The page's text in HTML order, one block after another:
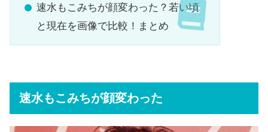
速水もこみちが顔変わった？若い頃
と現在を画像で比較！まとめ
速水もこみちが顔変わった